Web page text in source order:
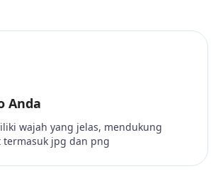
Anda
wajah yang jelas, mendukung
jpg dan png